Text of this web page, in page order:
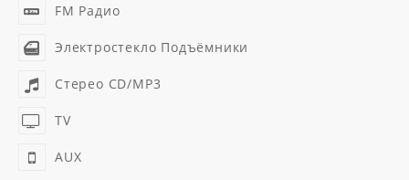
FM Радио
Электростекло Подъёмники
Стерео CD/MP3
TV
AUX